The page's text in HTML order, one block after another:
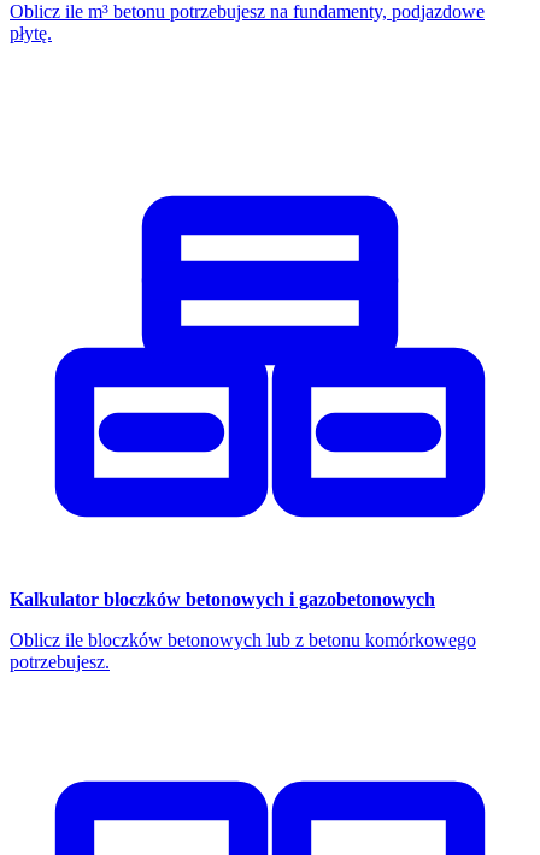
Oblicz ile m³ betonu potrzebujesz na fundamenty, podjazdowe
płytę.
Kalkulator bloczków betonowych i gazobetonowych
Oblicz ile bloczków betonowych lub z betonu komórkowego
potrzebujesz.